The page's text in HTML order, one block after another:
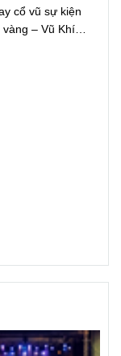
cổ vũ sự kiện
vàng – Vũ Khí